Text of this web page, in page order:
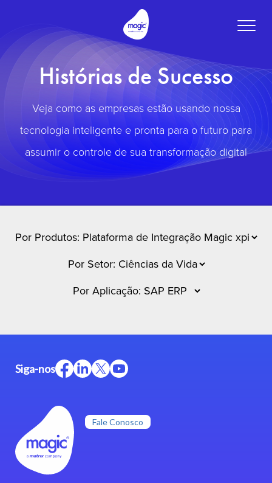
Toggle
Histórias de Sucesso
Veja como as empresas estão usando nossa
tecnologia inteligente e pronta para o futuro para
assumir o controle de sua transformação digital
Fale Conosco
Siga-nos